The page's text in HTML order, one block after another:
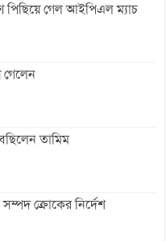
পিছিয়ে গেল আইপিএল ম্যাচ
গেলেন
তামিম
ক্রোকের নির্দেশ